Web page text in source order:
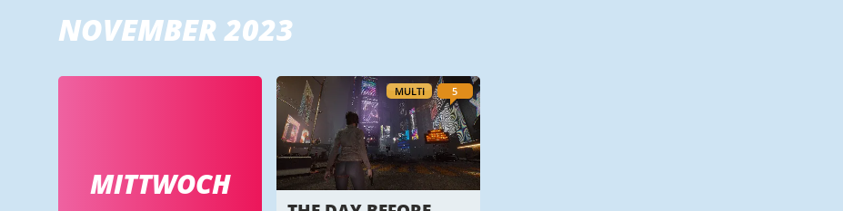
NOVEMBER 2023
MITTWOCH
MULTI 5